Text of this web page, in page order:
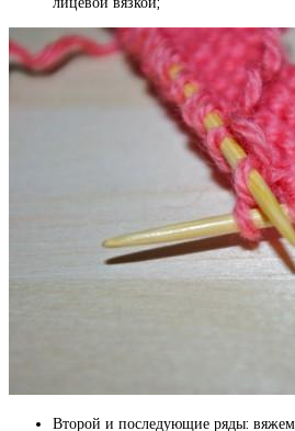
Второй и последующие ряды: